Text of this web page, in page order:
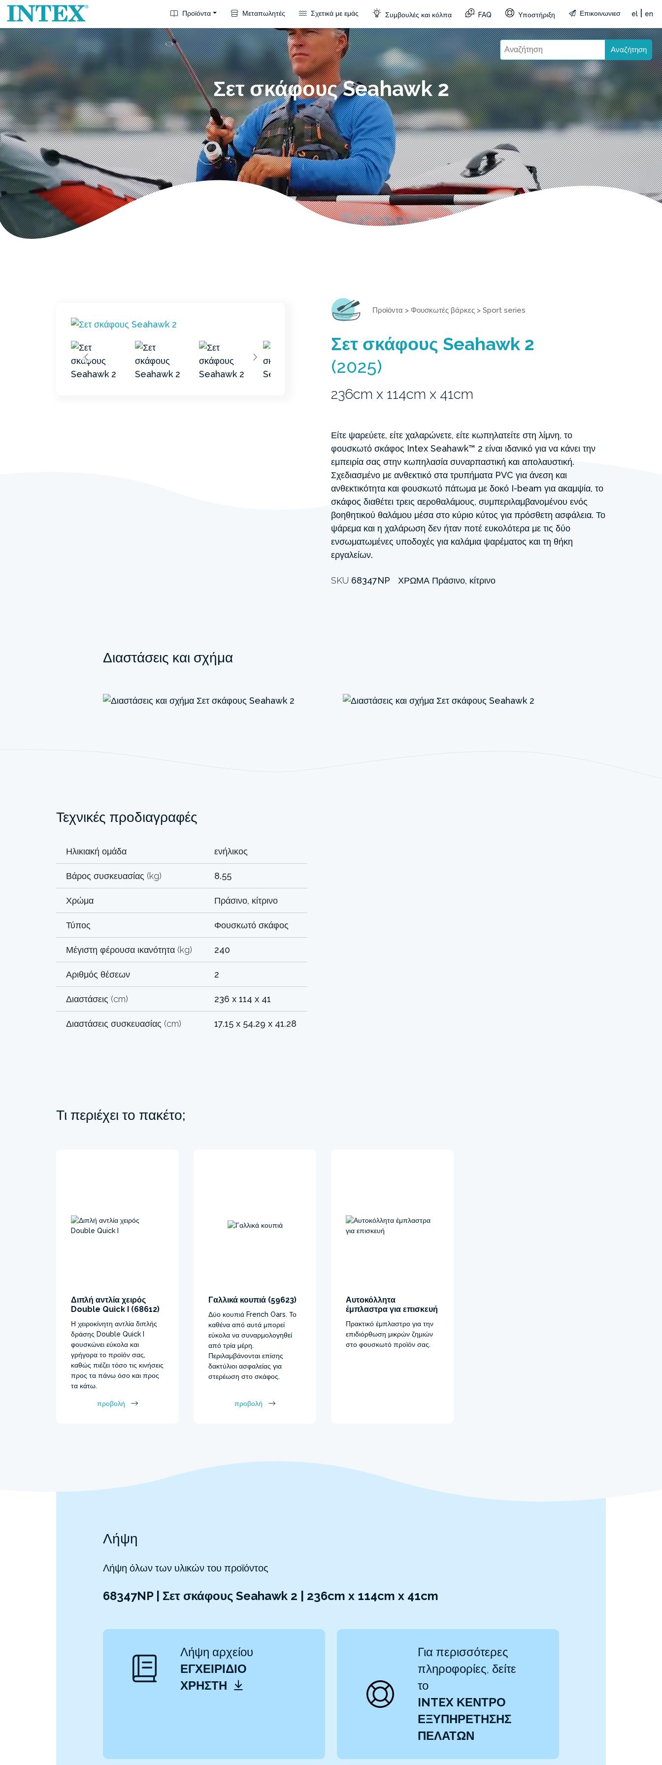
Προϊόντα Μεταπωλητές Σχετικά με εμάς Συμβουλές και κόλπα FAQ Υποστήριξη Επικοινωνιεσ el en
Αναζήτηση
Σετ σκάφους Seahawk 2
Προϊόντα > Φουσκωτές βάρκες > Sport series
Σετ σκάφους Seahawk 2
(2025)
236cm x 114cm x 41cm
Είτε ψαρεύετε, είτε χαλαρώνετε, είτε κωπηλατείτε στη λίμνη, το
φουσκωτό σκάφος Intex Seahawk™ 2 είναι ιδανικό για να κάνει την
εμπειρία σας στην κωπηλασία συναρπαστική και απολαυστική.
Σχεδιασμένο με ανθεκτικό στα τρυπήματα PVC για άνεση και
ανθεκτικότητα και φουσκωτό πάτωμα με δοκό I-beam για ακαμψία, το
σκάφος διαθέτει τρεις αεροθαλάμους, συμπεριλαμβανομένου ενός
βοηθητικού θαλάμου μέσα στο κύριο κύτος για πρόσθετη ασφάλεια. Το
ψάρεμα και η χαλάρωση δεν ήταν ποτέ ευκολότερα με τις δύο
ενσωματωμένες υποδοχές για καλάμια ψαρέματος και τη θήκη
εργαλείων.
SKU 68347NP ΧΡΏΜΑ Πράσινο, κίτρινο
Διαστάσεις και σχήμα
Τεχνικές προδιαγραφές
Ηλικιακή ομάδα ενήλικος
Βάρος συσκευασίας (kg) 8.55
Χρώμα Πράσινο, κίτρινο
Τύπος Φουσκωτό σκάφος
Μέγιστη φέρουσα ικανότητα (kg) 240
Αριθμός θέσεων 2
Διαστάσεις (cm) 236 x 114 x 41
Διαστάσεις συσκευασίας (cm) 17.15 x 54.29 x 41.28
Τι περιέχει το πακέτο;
Διπλή αντλία χειρός
Double Quick I (68612)
Η χειροκίνητη αντλία διπλής
δράσης Double Quick I
φουσκώνει εύκολα και
γρήγορα το προϊόν σας,
καθώς πιέζει τόσο τις κινήσεις
προς τα πάνω όσο και προς
τα κάτω.
προβολή
Γαλλικά κουπιά (59623)
Δύο κουπιά French Oars. Το
καθένα από αυτά μπορεί
εύκολα να συναρμολογηθεί
από τρία μέρη.
Περιλαμβάνονται επίσης
δακτύλιοι ασφαλείας για
στερέωση στο σκάφος.
προβολή
Αυτοκόλλητα
έμπλαστρα για επισκευή
Πρακτικό έμπλαστρο για την
επιδιόρθωση μικρών ζημιών
στο φουσκωτό προϊόν σας.
Λήψη
Λήψη όλων των υλικών του προϊόντος
68347NP | Σετ σκάφους Seahawk 2 | 236cm x 114cm x 41cm
Λήψη αρχείου
ΕΓΧΕΙΡΊΔΙΟ
ΧΡΉΣΤΗ
Για περισσότερες
πληροφορίες, δείτε
το
INTEX ΚΕΝΤΡΟ
ΕΞΥΠΗΡΕΤΗΣΗΣ
ΠΕΛΑΤΩΝ